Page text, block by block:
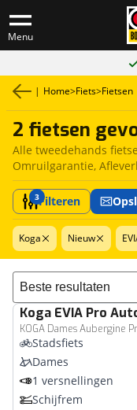
Menu
| Home>Fiets>Fietsen
2 fietsen
Alle tweedehands
Omruilgarantie,
3Filteren
Koga Nieuw
Sorteer resultaten
Koga EVIA Pro
KOGA Dames Aubergine
Stadsfiets
Dames
1 versnellingen
Schijfrem